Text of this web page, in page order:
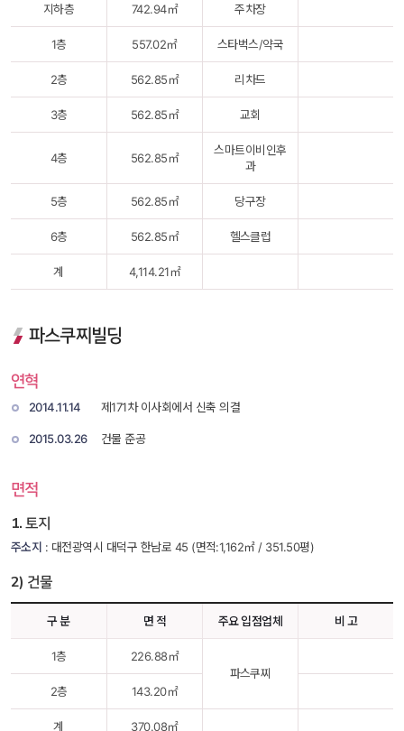
지하층 742.94㎡ 주차장
1층 557.02㎡ 스타벅스/약국
2층 562.85㎡ 리차드
3층 562.85㎡ 교회
4층 562.85㎡
스마트이비인후
과
5층 562.85㎡ 당구장
6층 562.85㎡ 헬스클럽
계 4,114.21㎡
파스쿠찌빌딩
연혁
2014.11.14 제171차 이사회에서 신축 의결
2015.03.26 건물 준공
면적
1. 토지
주소지 : 대전광역시 대덕구 한남로 45 (면적:1,162㎡ / 351.50평)
2) 건물
구 분 면 적 주요 입점업체 비 고
1층
226.88㎡
파스쿠찌
2층
143.20㎡
계 370.08㎡